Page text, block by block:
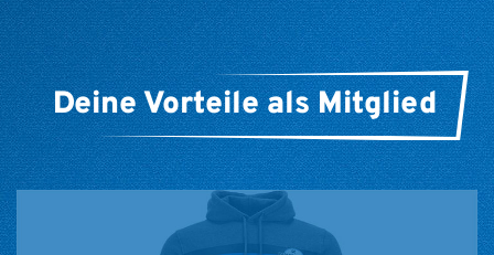
Deine Vorteile als Mitglied